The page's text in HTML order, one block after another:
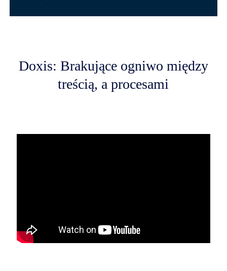
Doxis: Brakujące ogniwo między
treścią, a procesami